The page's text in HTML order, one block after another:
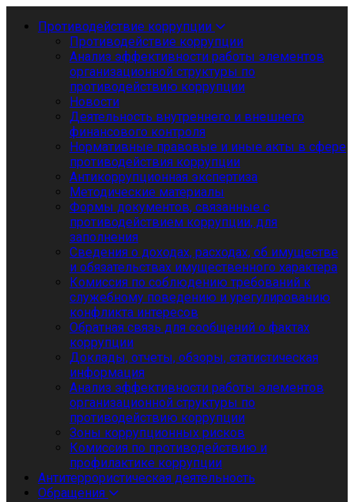
Противодействие коррупции
Противодействие коррупции
Анализ эффективности работы элементов
организационной структуры по
противодействию коррупции
Новости
Деятельность внутреннего и внешнего
финансового контроля
Нормативные правовые и иные акты в сфере
противодействия коррупции
Антикоррупционная экспертиза
Методические материалы
Формы документов, связанные с
противодействием коррупции, для
заполнения
Сведения о доходах, расходах, об имуществе
и обязательствах имущественного характера
Комиссия по соблюдению требований к
служебному поведению и урегулированию
конфликта интересов
Обратная связь для сообщений о фактах
коррупции
Доклады, отчеты, обзоры, статистическая
информация
Анализ эффективности работы элементов
организационной структуры по
противодействию коррупции
Зоны коррупционных рисков
Комиссия по противодействию и
профилактике коррупции
Антитеррористическая деятельность
Обращения